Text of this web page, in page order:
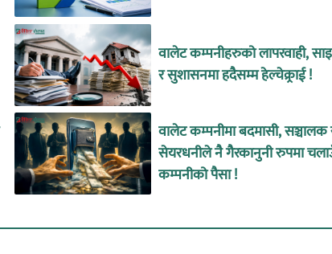
वालेट कम्पनीहरुको लापरवाही,
र सुशासनमा हदैसम्म हेल्चेक्र्राई !
वालेट कम्पनीमा बदमासी, सञ्चालक
सेयरधनीले नै गैरकानुनी रुपमा
कम्पनीको पैसा !